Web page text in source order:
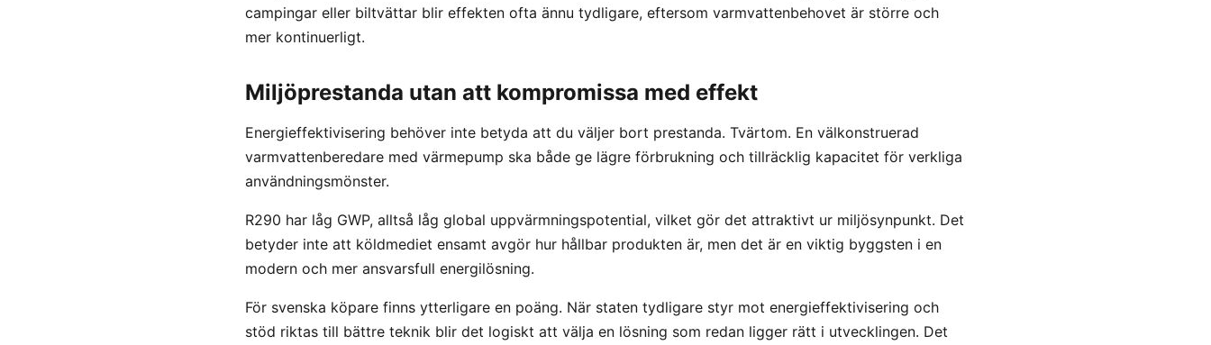
campingar eller biltvättar blir effekten ofta ännu tydligare, eftersom varmvattenbehovet är större och
mer kontinuerligt.
Miljöprestanda utan att kompromissa med effekt
Energieffektivisering behöver inte betyda att du väljer bort prestanda. Tvärtom. En välkonstruerad
varmvattenberedare med värmepump ska både ge lägre förbrukning och tillräcklig kapacitet för verkliga
användningsmönster.
R290 har låg GWP, alltså låg global uppvärmningspotential, vilket gör det attraktivt ur miljösynpunkt. Det
betyder inte att köldmediet ensamt avgör hur hållbar produkten är, men det är en viktig byggsten i en
modern och mer ansvarsfull energilösning.
För svenska köpare finns ytterligare en poäng. När staten tydligare styr mot energieffektivisering och
stöd riktas till bättre teknik blir det logiskt att välja en lösning som redan ligger rätt i utvecklingen. Det